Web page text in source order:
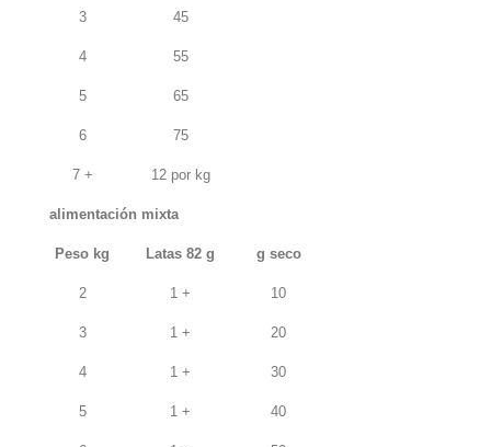
3 45
4 55
5 65
6 75
7 + 12 por kg
alimentación mixta
Peso kg Latas 82 g g seco
2 1 + 10
3 1 + 20
4 1 + 30
5 1 + 40